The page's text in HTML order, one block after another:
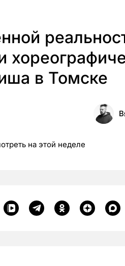
в Томске
на этой неделе